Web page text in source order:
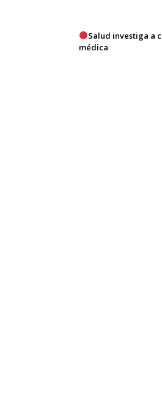
Salud investiga a
médica